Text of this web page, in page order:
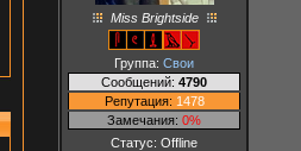
Miss Brightside
Группа: Свои
Сообщений: 4790
Репутация: 1478
Замечания: 0%
Статус: Offline